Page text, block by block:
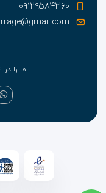
۰۹۱۲۹۵۸۴۳۶۰
ما را